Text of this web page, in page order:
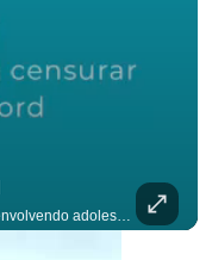
Janja pede bloqueio do Discord após caso envolvendo adolescente: “Precisamos tirar do ar”. #OAntagonista Se você busca informação com credibilidade, inscreva-se agora e ative o